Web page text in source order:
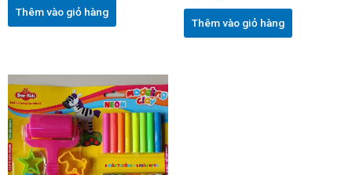
Thêm vào giỏ hàng
Thêm vào giỏ hàng